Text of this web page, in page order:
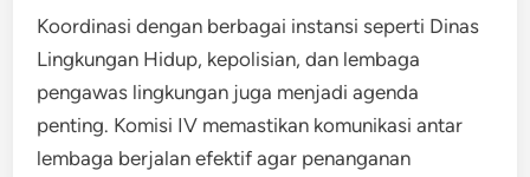
Koordinasi dengan berbagai instansi seperti Dinas
Lingkungan Hidup, kepolisian, dan lembaga
pengawas lingkungan juga menjadi agenda
penting. Komisi IV memastikan komunikasi antar
lembaga berjalan efektif agar penanganan